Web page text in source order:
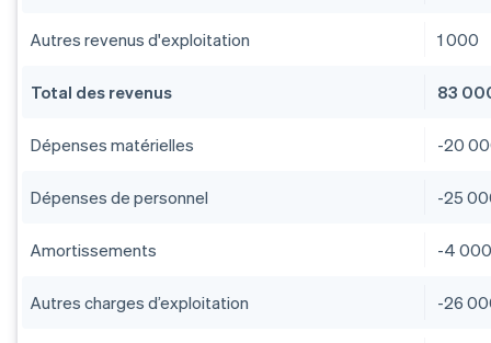
Autres revenus d'exploitation 1 000
Total des revenus 83
Dépenses matérielles -20
Dépenses de personnel -25
Amortissements -4
Autres charges d’exploitation -26